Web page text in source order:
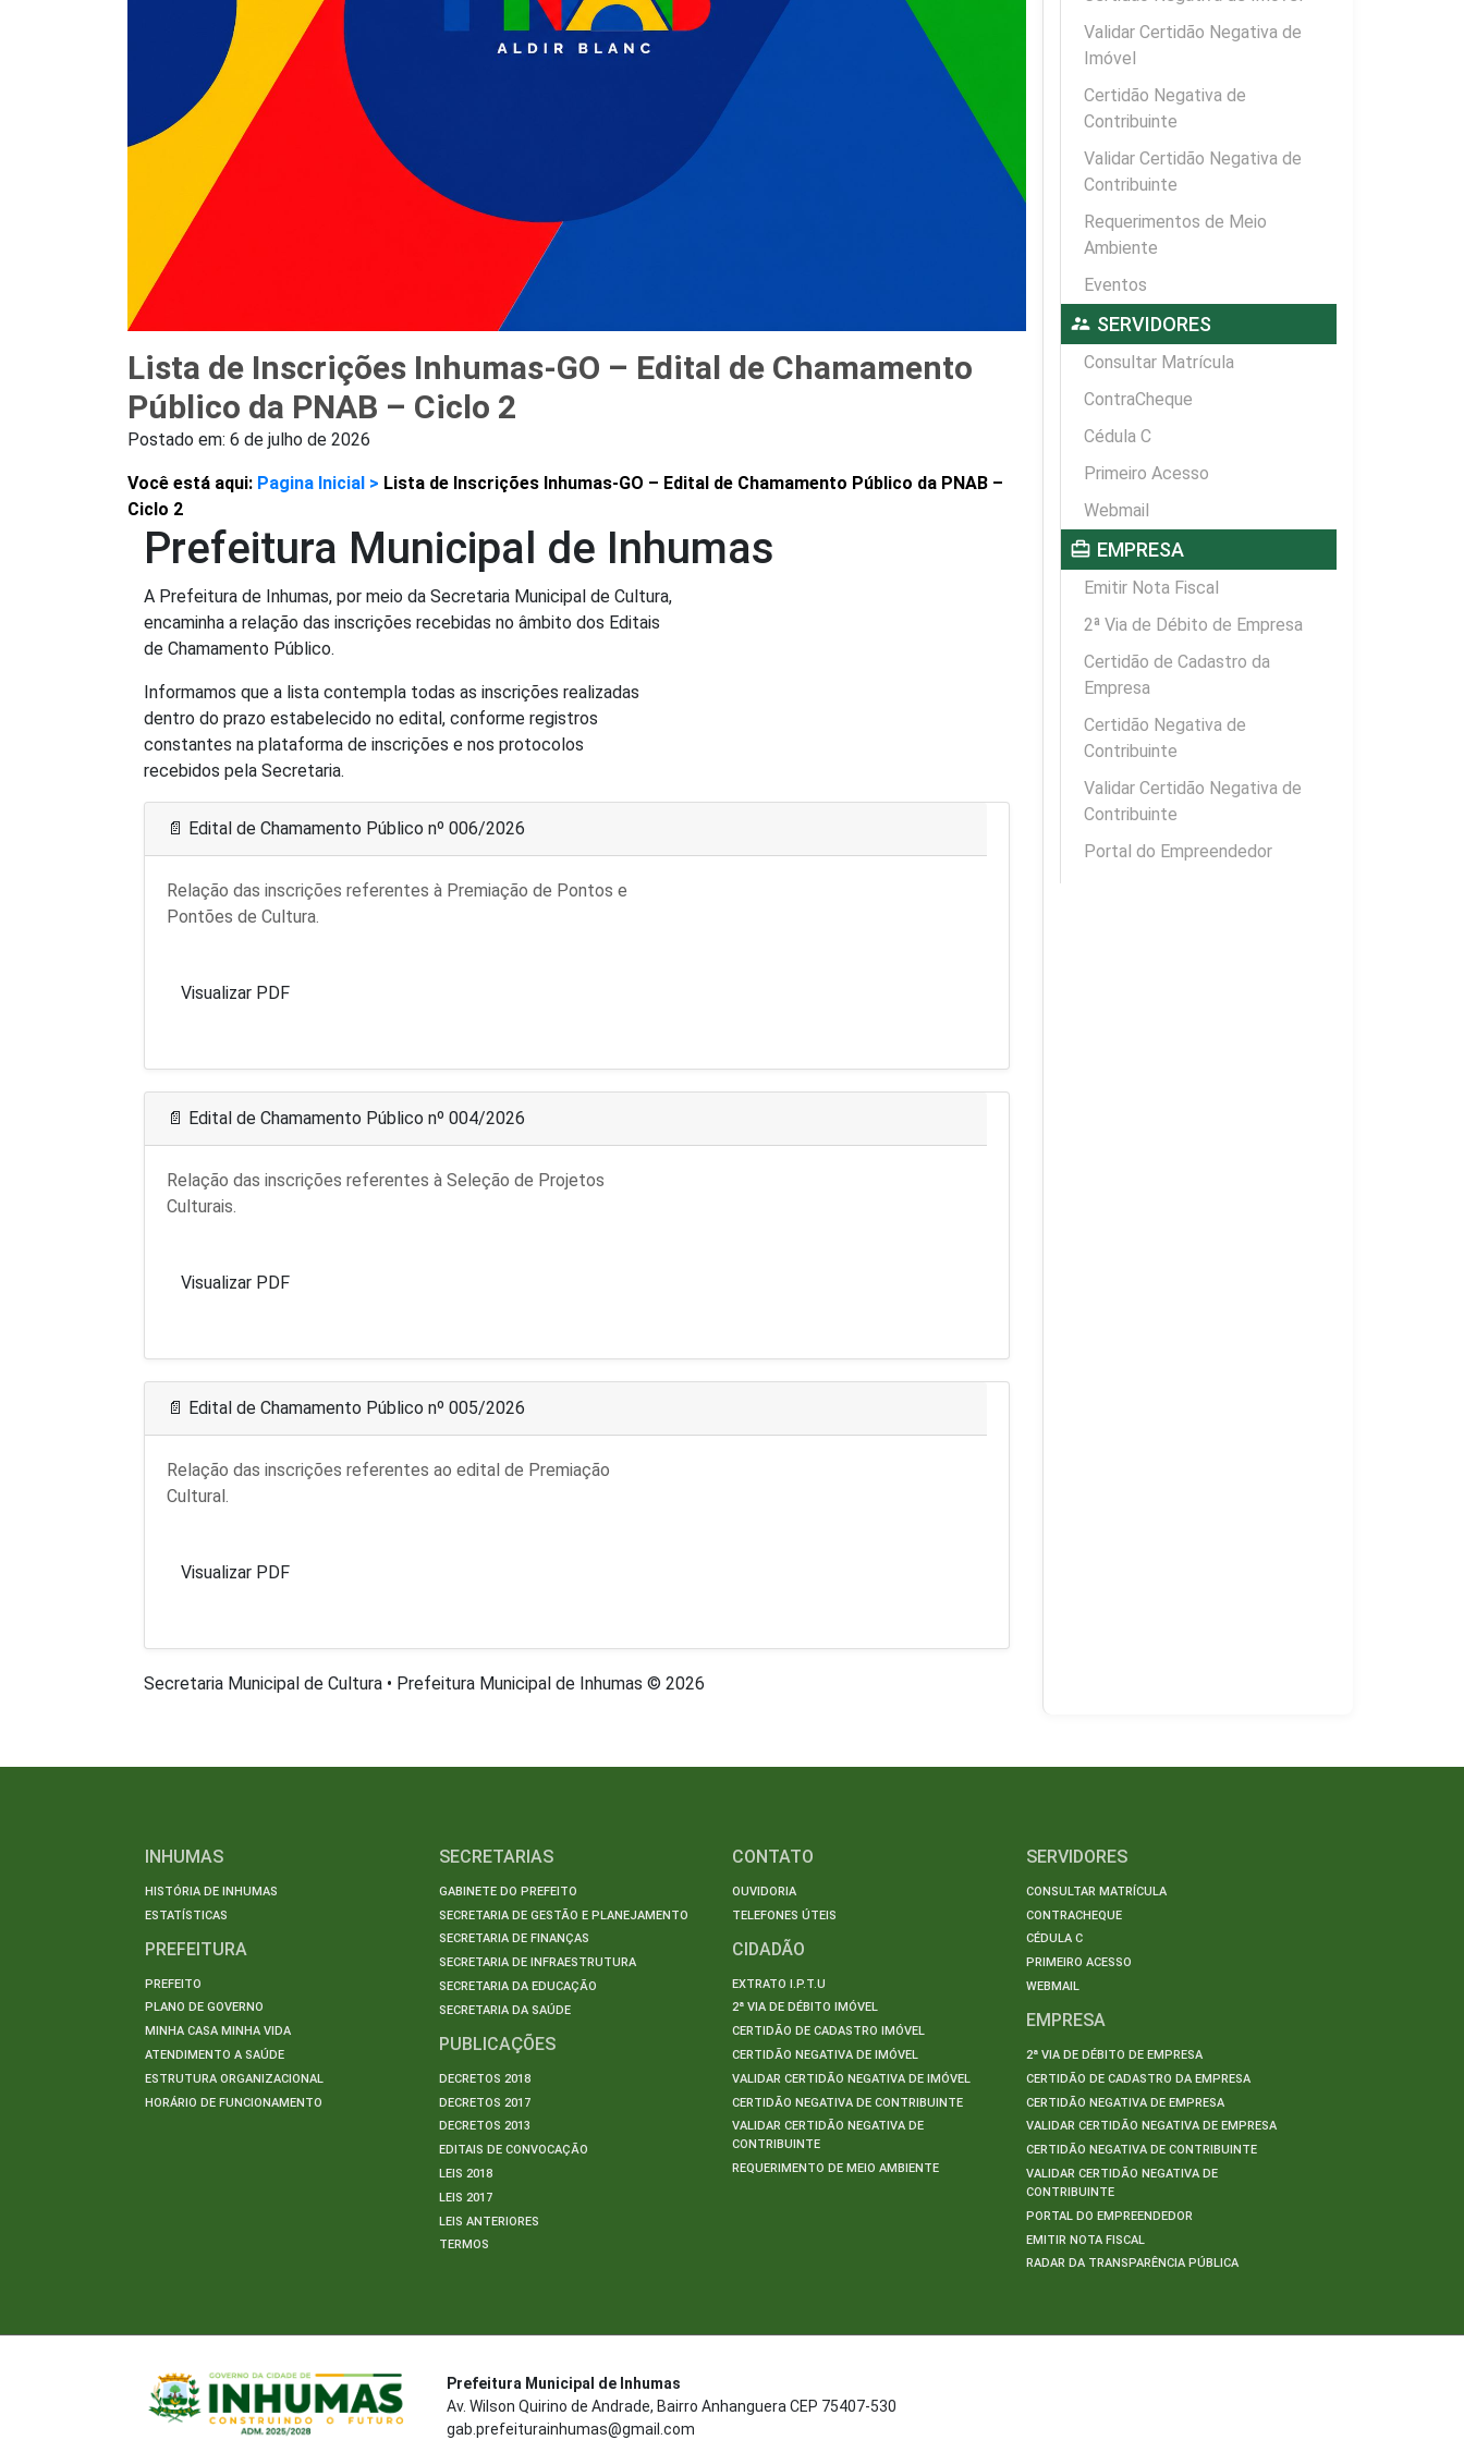
Lista de Inscrições Inhumas-GO – Edital de Chamamento
Público da PNAB – Ciclo 2
Postado em: 6 de julho de 2026
Você está aqui: Pagina Inicial > Lista de Inscrições Inhumas-GO – Edital de Chamamento Público da PNAB –
Ciclo 2
Prefeitura Municipal de Inhumas
A Prefeitura de Inhumas, por meio da Secretaria Municipal de Cultura,
encaminha a relação das inscrições recebidas no âmbito dos Editais
de Chamamento Público.
Informamos que a lista contempla todas as inscrições realizadas
dentro do prazo estabelecido no edital, conforme registros
constantes na plataforma de inscrições e nos protocolos
recebidos pela Secretaria.
📄 Edital de Chamamento Público nº 006/2026
Relação das inscrições referentes à Premiação de Pontos e
Pontões de Cultura.
Visualizar PDF
📄 Edital de Chamamento Público nº 004/2026
Relação das inscrições referentes à Seleção de Projetos
Culturais.
Visualizar PDF
📄 Edital de Chamamento Público nº 005/2026
Relação das inscrições referentes ao edital de Premiação
Cultural.
Visualizar PDF
Secretaria Municipal de Cultura • Prefeitura Municipal de Inhumas © 2026
Validar Certidão Negativa de
Imóvel
Certidão Negativa de
Contribuinte
Validar Certidão Negativa de
Contribuinte
Requerimentos de Meio
Ambiente
Eventos
supervisor_account SERVIDORES
Consultar Matrícula
ContraCheque
Cédula C
Primeiro Acesso
Webmail
card_travel EMPRESA
Emitir Nota Fiscal
2ª Via de Débito de Empresa
Certidão de Cadastro da
Empresa
Certidão Negativa de
Contribuinte
Validar Certidão Negativa de
Contribuinte
Portal do Empreendedor
INHUMAS
HISTÓRIA DE INHUMAS
ESTATÍSTICAS
PREFEITURA
PREFEITO
PLANO DE GOVERNO
MINHA CASA MINHA VIDA
ATENDIMENTO A SAÚDE
ESTRUTURA ORGANIZACIONAL
HORÁRIO DE FUNCIONAMENTO
SECRETARIAS
GABINETE DO PREFEITO
SECRETARIA DE GESTÃO E PLANEJAMENTO
SECRETARIA DE FINANÇAS
SECRETARIA DE INFRAESTRUTURA
SECRETARIA DA EDUCAÇÃO
SECRETARIA DA SAÚDE
PUBLICAÇÕES
DECRETOS 2018
DECRETOS 2017
DECRETOS 2013
EDITAIS DE CONVOCAÇÃO
LEIS 2018
LEIS 2017
LEIS ANTERIORES
TERMOS
CONTATO
OUVIDORIA
TELEFONES ÚTEIS
CIDADÃO
EXTRATO I.P.T.U
2ª VIA DE DÉBITO IMÓVEL
CERTIDÃO DE CADASTRO IMÓVEL
CERTIDÃO NEGATIVA DE IMÓVEL
VALIDAR CERTIDÃO NEGATIVA DE IMÓVEL
CERTIDÃO NEGATIVA DE CONTRIBUINTE
VALIDAR CERTIDÃO NEGATIVA DE
CONTRIBUINTE
REQUERIMENTO DE MEIO AMBIENTE
SERVIDORES
CONSULTAR MATRÍCULA
CONTRACHEQUE
CÉDULA C
PRIMEIRO ACESSO
WEBMAIL
EMPRESA
2ª VIA DE DÉBITO DE EMPRESA
CERTIDÃO DE CADASTRO DA EMPRESA
CERTIDÃO NEGATIVA DE EMPRESA
VALIDAR CERTIDÃO NEGATIVA DE EMPRESA
CERTIDÃO NEGATIVA DE CONTRIBUINTE
VALIDAR CERTIDÃO NEGATIVA DE
CONTRIBUINTE
PORTAL DO EMPREENDEDOR
EMITIR NOTA FISCAL
RADAR DA TRANSPARÊNCIA PÚBLICA
Prefeitura Municipal de Inhumas
Av. Wilson Quirino de Andrade, Bairro Anhanguera CEP 75407-530
gab.prefeiturainhumas@gmail.com